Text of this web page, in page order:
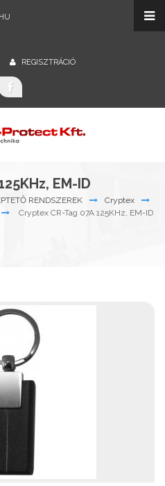
REGISZTRÁCIÓ
EM-ID
RENDSZEREK
Cryptex
Cryptex CR-Tag 07A 125KHz, EM-ID